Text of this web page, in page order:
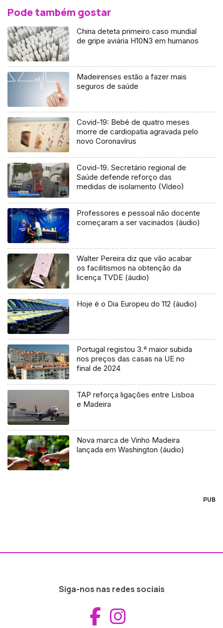
Pode também gostar
China deteta primeiro caso mundial
de gripe aviária H10N3 em humanos
Madeirenses estão a fazer mais
seguros de saúde
Covid-19: Bebé de quatro meses
morre de cardiopatia agravada pelo
novo Coronavírus
Covid-19. Secretário regional de
Saúde defende reforço das
medidas de isolamento (Vídeo)
Professores e pessoal não docente
começaram a ser vacinados (áudio)
Walter Pereira diz que vão acabar
os facilitismos na obtenção da
licença TVDE (áudio)
Hoje é o Dia Europeu do 112 (áudio)
Portugal registou 3.ª maior subida
nos preços das casas na UE no
final de 2024
TAP reforça ligações entre Lisboa
e Madeira
Nova marca de Vinho Madeira
lançada em Washington (áudio)
PUB
Siga-nos nas redes sociais
Aceder ao